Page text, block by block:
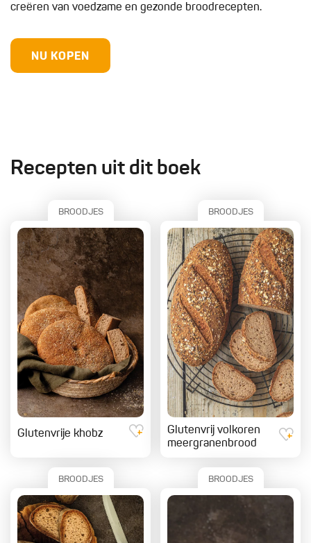
creëren van voedzame en gezonde broodrecepten.
NU KOPEN
Recepten uit dit boek
BROODJES
Glutenvrije khobz
BROODJES
Glutenvrij volkoren
meergranenbrood
BROODJES BROODJES